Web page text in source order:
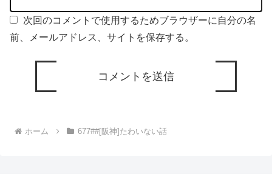
次回のコメントで使用するためブラウザーに自分の名
前、メールアドレス、サイトを保存する。
ホーム 677##[阪神]たわいない話